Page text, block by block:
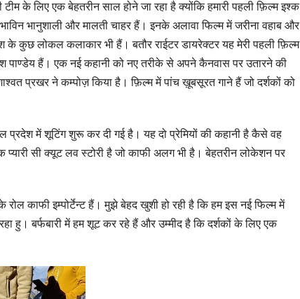
के लिए एक बेहतरीन साल होने जा रहा है क्योंकि हमारी पहली फ़िल्म इश्क
भानुशाली और मालती चाहर हैं। इनके अलावा फिल्म में जरीना वहाब और
कुछ लोकल कलाकार भी हैं। बतौर राईटर डायरेक्टर यह मेरी पहली फ़िल्म
पाण्डेय हैं। एक नई कहानी को नए तरीके से अपने कैनवास पर उतारने की
प्रखर ने कम्पोज़ किया है। फ़िल्म में पांच ख़ूबसूरत गाने हैं जो दर्शकों को
प्रदेश में शूटिंग शुरू कर दी गई है। यह दो प्रेमियों की कहानी है कैसे वह
सी क्यूट लव स्टोरी है जो काफी अलग भी है। बेहतरीन लोकेशन पर
रोल काफी इम्पोर्टेन्ट हैं। मुझे बेहद खुशी हो रही है कि हम इस नई फिल्म में
हु। बर्फबारी में हम शूट कर रहे हैं और उम्मीद है कि दर्शकों के लिए एक